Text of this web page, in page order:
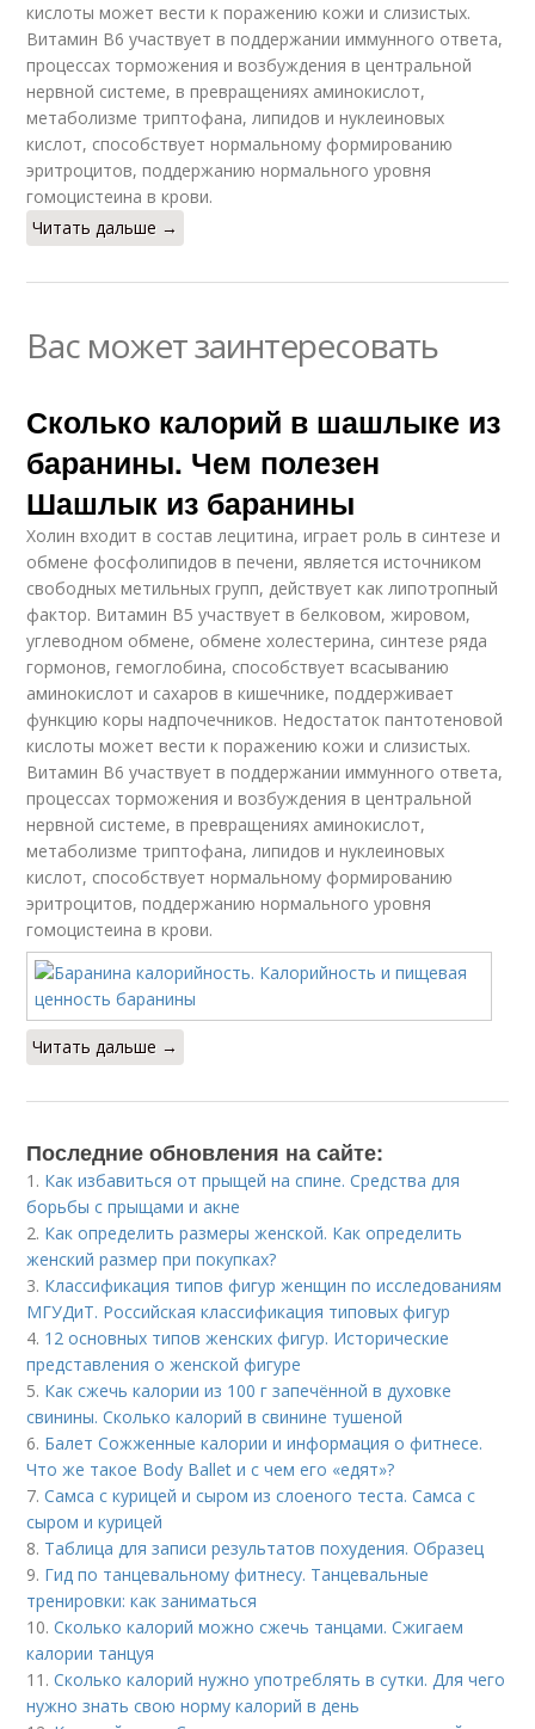
кислоты может вести к поражению кожи и слизистых.
Витамин В6 участвует в поддержании иммунного ответа,
процессах торможения и возбуждения в центральной
нервной системе, в превращениях аминокислот,
метаболизме триптофана, липидов и нуклеиновых
кислот, способствует нормальному формированию
эритроцитов, поддержанию нормального уровня
гомоцистеина в крови.
Читать дальше →
Вас может заинтересовать
Сколько калорий в шашлыке из
баранины. Чем полезен
Шашлык из баранины
Холин входит в состав лецитина, играет роль в синтезе и
обмене фосфолипидов в печени, является источником
свободных метильных групп, действует как липотропный
фактор. Витамин В5 участвует в белковом, жировом,
углеводном обмене, обмене холестерина, синтезе ряда
гормонов, гемоглобина, способствует всасыванию
аминокислот и сахаров в кишечнике, поддерживает
функцию коры надпочечников. Недостаток пантотеновой
кислоты может вести к поражению кожи и слизистых.
Витамин В6 участвует в поддержании иммунного ответа,
процессах торможения и возбуждения в центральной
нервной системе, в превращениях аминокислот,
метаболизме триптофана, липидов и нуклеиновых
кислот, способствует нормальному формированию
эритроцитов, поддержанию нормального уровня
гомоцистеина в крови.
Читать дальше →
Последние обновления на сайте:
1. Как избавиться от прыщей на спине. Средства для
борьбы с прыщами и акне
2. Как определить размеры женской. Как определить
женский размер при покупках?
3. Классификация типов фигур женщин по исследованиям
МГУДиТ. Российская классификация типовых фигур
4. 12 основных типов женских фигур. Исторические
представления о женской фигуре
5. Как сжечь калории из 100 г запечённой в духовке
свинины. Сколько калорий в свинине тушеной
6. Балет Сожженные калории и информация о фитнесе.
Что же такое Body Ballet и с чем его «едят»?
7.Самса с курицей и сыром из слоеного теста. Самса с
сыром и курицей
8. Таблица для записи результатов похудения. Образец
9. Гид по танцевальному фитнесу. Танцевальные
тренировки: как заниматься
10.Сколько калорий можно сжечь танцами. Сжигаем
калории танцуя
11.Сколько калорий нужно употреблять в сутки. Для чего
нужно знать свою норму калорий в день